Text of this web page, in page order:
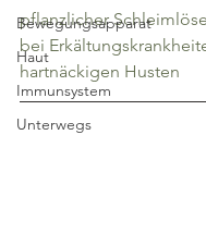
Bewegungsapparat
Haut
Immunsystem
Unterwegs
pflanzlicher
bei
hartnäckigen Husten